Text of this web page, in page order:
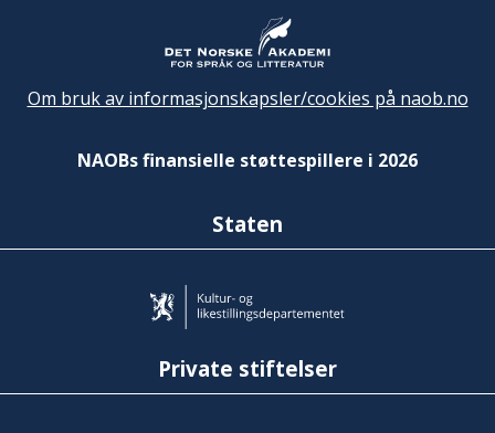
Om bruk av informasjonskapsler/cookies på naob.no
NAOBs finansielle støttespillere i 2026
Staten
Private stiftelser